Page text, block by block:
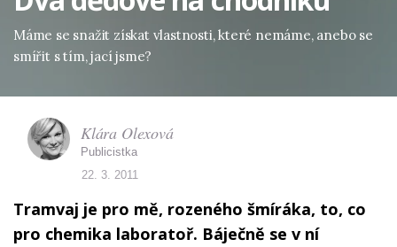
Máme se snažit získat vlastnosti, které nemáme, anebo se
smířit s tím, jací jsme?
Tramvaj je pro mě, rozeného šmíráka, to, co
pro chemika laboratoř. Báječně se v ní
Klára Olexová
Publicistka
22. 3. 2011